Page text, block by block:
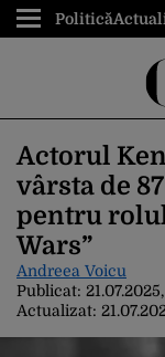
Politică
Actorul
vârsta de
pentru
Wars”
Andreea Voicu
Publicat: 21.07.2025,
Actualizat: